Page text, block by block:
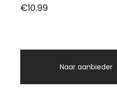
€10.99
Naar aanbieder